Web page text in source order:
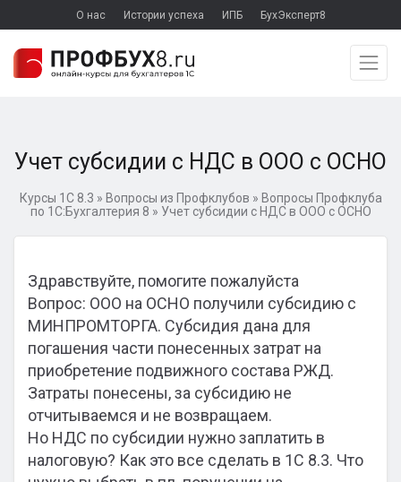
О нас Истории успеха ИПБ БухЭксперт8
Учет субсидии с НДС в ООО с ОСНО
Курсы 1С 8.3 » Вопросы из Профклубов » Вопросы Профклуба
по 1С:Бухгалтерия 8 » Учет субсидии с НДС в ООО с ОСНО
Здравствуйте, помогите пожалуйста
Вопрос: ООО на ОСНО получили субсидию с
МИНПРОМТОРГА. Субсидия дана для
погашения части понесенных затрат на
приобретение подвижного состава РЖД.
Затраты понесены, за субсидию не
отчитываемся и не возвращаем.
Но НДС по субсидии нужно заплатить в
налоговую? Как это все сделать в 1С 8.3. Что